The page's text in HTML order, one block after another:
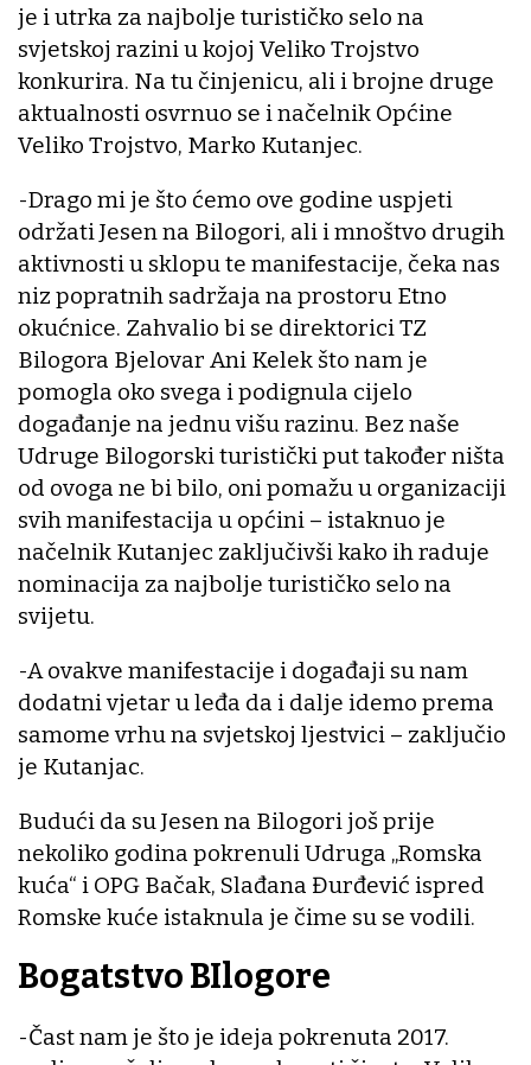
je i utrka za najbolje turističko selo na
svjetskoj razini u kojoj Veliko Trojstvo
konkurira. Na tu činjenicu, ali i brojne druge
aktualnosti osvrnuo se i načelnik Općine
Veliko Trojstvo, Marko Kutanjec.
-Drago mi je što ćemo ove godine uspjeti
održati Jesen na Bilogori, ali i mnoštvo drugih
aktivnosti u sklopu te manifestacije, čeka nas
niz popratnih sadržaja na prostoru Etno
okućnice. Zahvalio bi se direktorici TZ
Bilogora Bjelovar Ani Kelek što nam je
pomogla oko svega i podignula cijelo
događanje na jednu višu razinu. Bez naše
Udruge Bilogorski turistički put također ništa
od ovoga ne bi bilo, oni pomažu u organizaciji
svih manifestacija u općini – istaknuo je
načelnik Kutanjec zaključivši kako ih raduje
nominacija za najbolje turističko selo na
svijetu.
-A ovakve manifestacije i događaji su nam
dodatni vjetar u leđa da i dalje idemo prema
samome vrhu na svjetskoj ljestvici – zaključio
je Kutanjac.
Budući da su Jesen na Bilogori još prije
nekoliko godina pokrenuli Udruga „Romska
kuća“ i OPG Bačak, Slađana Đurđević ispred
Romske kuće istaknula je čime su se vodili.
Bogatstvo BIlogore
-Čast nam je što je ideja pokrenuta 2017.